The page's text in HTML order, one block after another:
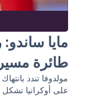
مايا
طائرة
مولدوفا تندد
على أوكرانيا تشكل